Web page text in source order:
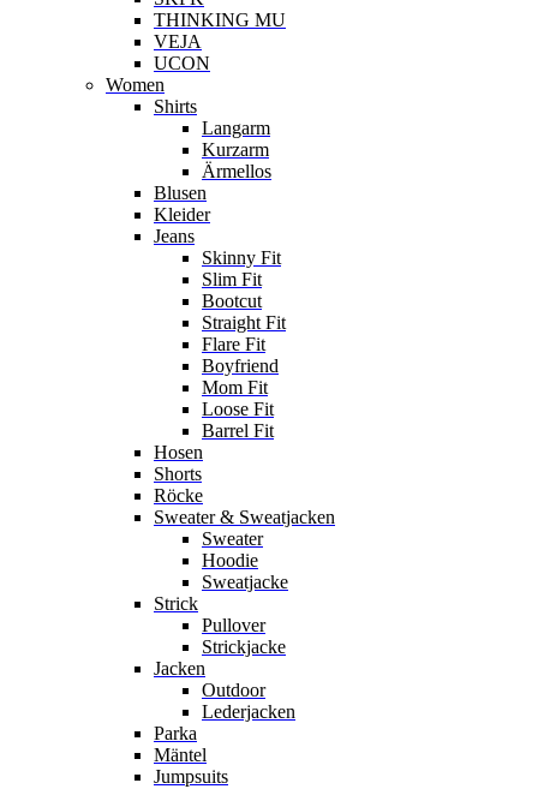
THINKING MU
VEJA
UCON
Women
Shirts
Langarm
Kurzarm
Ärmellos
Blusen
Kleider
Jeans
Skinny Fit
Slim Fit
Bootcut
Straight Fit
Flare Fit
Boyfriend
Mom Fit
Loose Fit
Barrel Fit
Hosen
Shorts
Röcke
Sweater & Sweatjacken
Sweater
Hoodie
Sweatjacke
Strick
Pullover
Strickjacke
Jacken
Outdoor
Lederjacken
Parka
Mäntel
Jumpsuits